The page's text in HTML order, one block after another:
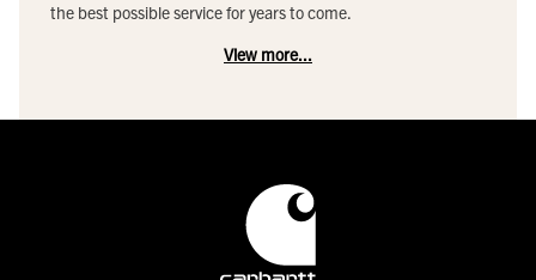
the best possible service for years to come.
View more...